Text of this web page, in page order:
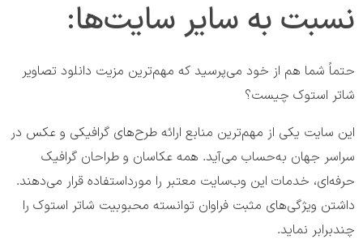
نسبت به سایر سایت‌ها:
حتماً شما هم از خود می‌پرسید که مهم‌ترین مزیت دانلود تصاویر
شاتر استوک چیست؟
این سایت یکی از مهم‌ترین منابع ارائه طرح‌های گرافیکی و عکس در
سراسر جهان به‌حساب می‌آید. همه عکاسان و طراحان گرافیک
حرفه‌ای، خدمات این وب‌سایت معتبر را مورداستفاده قرار می‌دهند.
داشتن ویژگی‌های مثبت فراوان توانسته محبوبیت شاتر استوک را
چندبرابر نماید.